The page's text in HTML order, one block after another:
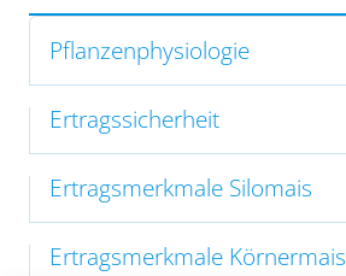
Pflanzenphysiologie
Ertragssicherheit
Ertragsmerkmale Silomais
Ertragsmerkmale Körnermais